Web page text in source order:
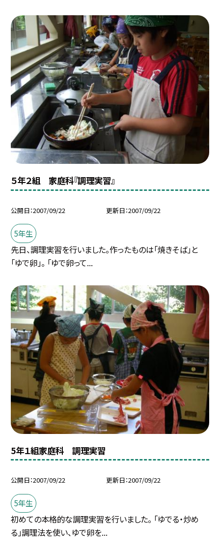
５年２組 家庭科『調理実習』
公開日 2007/09/22 更新日 2007/09/22
5年生
先日、調理実習を行いました。作ったものは「焼きそば」と
「ゆで卵」。 「ゆで卵って...
5年１組家庭科 調理実習
公開日 2007/09/22 更新日 2007/09/22
5年生
初めての本格的な調理実習を行いました。 「ゆでる・炒め
る」調理法を使い、ゆで卵を...